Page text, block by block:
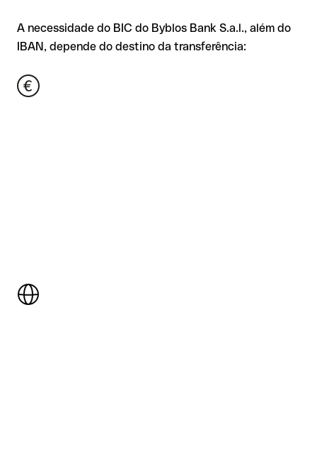
A necessidade do BIC do Byblos Bank S.a.l., além do
IBAN, depende do destino da transferência: